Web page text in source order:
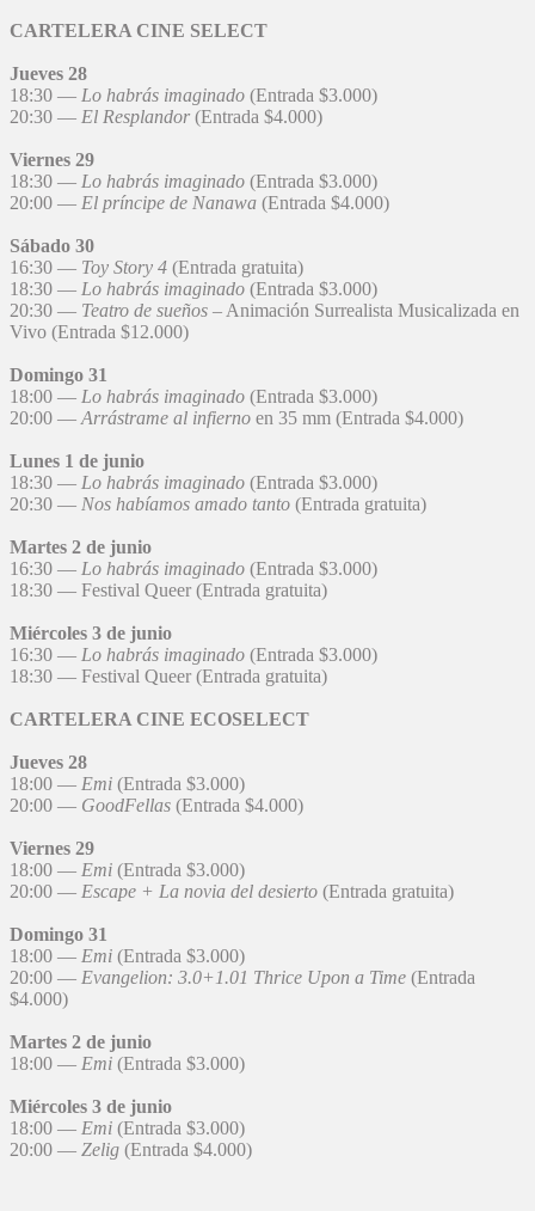
CARTELERA CINE SELECT
Jueves 28
18:30 — Lo habrás imaginado (Entrada $3.000)
20:30 — El Resplandor (Entrada $4.000)
Viernes 29
18:30 — Lo habrás imaginado (Entrada $3.000)
20:00 — El príncipe de Nanawa (Entrada $4.000)
Sábado 30
16:30 — Toy Story 4 (Entrada gratuita)
18:30 — Lo habrás imaginado (Entrada $3.000)
20:30 — Teatro de sueños – Animación Surrealista Musicalizada en
Vivo (Entrada $12.000)
Domingo 31
18:00 — Lo habrás imaginado (Entrada $3.000)
20:00 — Arrástrame al infierno en 35 mm (Entrada $4.000)
Lunes 1 de junio
18:30 — Lo habrás imaginado (Entrada $3.000)
20:30 — Nos habíamos amado tanto (Entrada gratuita)
Martes 2 de junio
16:30 — Lo habrás imaginado (Entrada $3.000)
18:30 — Festival Queer (Entrada gratuita)
Miércoles 3 de junio
16:30 — Lo habrás imaginado (Entrada $3.000)
18:30 — Festival Queer (Entrada gratuita)
CARTELERA CINE ECOSELECT
Jueves 28
18:00 — Emi (Entrada $3.000)
20:00 — GoodFellas (Entrada $4.000)
Viernes 29
18:00 — Emi (Entrada $3.000)
20:00 — Escape + La novia del desierto (Entrada gratuita)
Domingo 31
18:00 — Emi (Entrada $3.000)
20:00 — Evangelion: 3.0+1.01 Thrice Upon a Time (Entrada
$4.000)
Martes 2 de junio
18:00 — Emi (Entrada $3.000)
Miércoles 3 de junio
18:00 — Emi (Entrada $3.000)
20:00 — Zelig (Entrada $4.000)